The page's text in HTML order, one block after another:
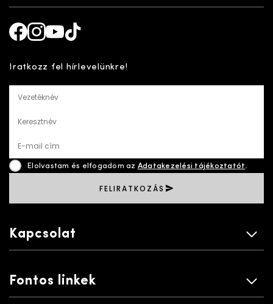
Iratkozz fel hírlevelünkre!
Vezetéknév
Keresztnév
E-mail cím
Elolvastam és elfogadom az Adatakezelési tájékoztatót.
FELIRATKOZÁS
Kapcsolat
Fontos linkek